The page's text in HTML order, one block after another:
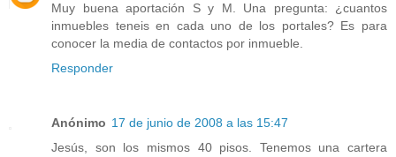
Muy buena aportación S y M. Una pregunta: ¿cuantos
inmuebles teneis en cada uno de los portales? Es para
conocer la media de contactos por inmueble.
Responder
Anónimo 17 de junio de 2008 a las 15:47
Jesús, son los mismos 40 pisos. Tenemos una cartera